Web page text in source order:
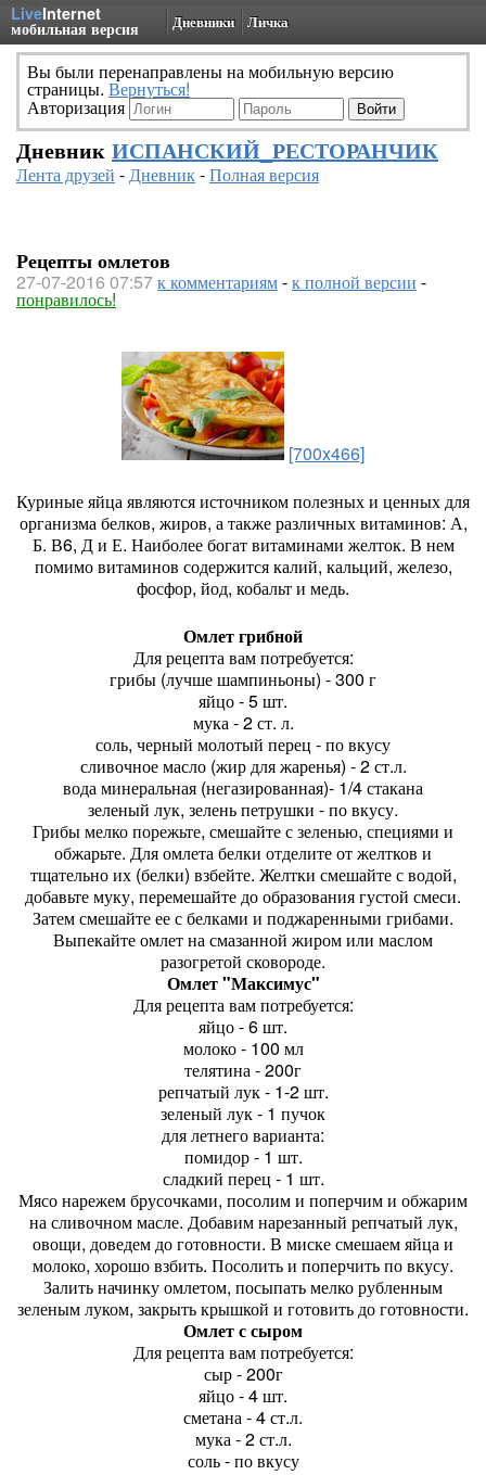
LiveInternet
мобильная версия Дневники Личка
Вы были перенаправлены на мобильную версию
страницы. Вернуться!
Авторизация
Дневник ИСПАНСКИЙ_РЕСТОРАНЧИК
Лента друзей -Дневник-Полная версия
Рецепты омлетов
27-07-2016 07:57к комментариям-к полной версии -
понравилось!
[700x466]
Куриные яйца являются источником полезных и ценных для
организма белков, жиров, а также различных витаминов: А,
Б. В6, Д и Е. Наиболее богат витаминами желток. В нем
помимо витаминов содержится калий, кальций, железо,
фосфор, йод, кобальт и медь.
Омлет грибной
Для рецепта вам потребуется:
грибы (лучше шампиньоны) - 300 г
яйцо - 5 шт.
мука - 2 ст. л.
соль, черный молотый перец - по вкусу
сливочное масло (жир для жаренья) - 2 ст.л.
вода минеральная (негазированная)- 1/4 стакана
зеленый лук, зелень петрушки - по вкусу.
Грибы мелко порежьте, смешайте с зеленью, специями и
обжарьте. Для омлета белки отделите от желтков и
тщательно их (белки) взбейте. Желтки смешайте с водой,
добавьте муку, перемешайте до образования густой смеси.
Затем смешайте ее с белками и поджаренными грибами.
Выпекайте омлет на смазанной жиром или маслом
разогретой сковороде.
Омлет "Максимус"
Для рецепта вам потребуется:
яйцо - 6 шт.
молоко - 100 мл
телятина - 200г
репчатый лук - 1-2 шт.
зеленый лук - 1 пучок
для летнего варианта:
помидор - 1 шт.
сладкий перец - 1 шт.
Мясо нарежем брусочками, посолим и поперчим и обжарим
на сливочном масле. Добавим нарезанный репчатый лук,
овощи, доведем до готовности. В миске смешаем яйца и
молоко, хорошо взбить. Посолить и поперчить по вкусу.
Залить начинку омлетом, посыпать мелко рубленным
зеленым луком, закрыть крышкой и готовить до готовности.
Омлет с сыром
Для рецепта вам потребуется:
сыр - 200г
яйцо - 4 шт.
сметана - 4 ст.л.
мука - 2 ст.л.
соль - по вкусу